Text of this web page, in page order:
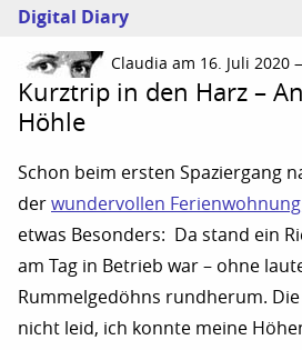
Digital Diary
Claudia am 16. Juli 2020
Kurztrip in den Harz –
Höhle
Schon beim ersten Spaziergang
der wundervollen
etwas Besonders: Da stand ein
am Tag in Betrieb war – ohne
Rummelgedöhns rundherum.
nicht leid, ich konnte meine